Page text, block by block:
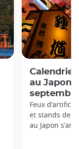
au Japon:
Feux
et stands de
au Japon